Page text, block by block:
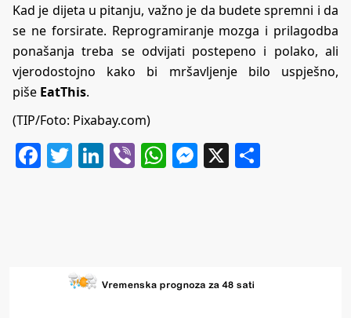
Kad je dijeta u pitanju, važno je da budete spremni i da
se ne forsirate. Reprogramiranje mozga i prilagodba
ponašanja treba se odvijati postepeno i polako, ali
vjerodostojno kako bi mršavljenje bilo uspješno,
piše EatThis.
(TIP/Foto: Pixabay.com)
Facebook
Twitter
LinkedIn
ViberWhatsApp
Messenger
X